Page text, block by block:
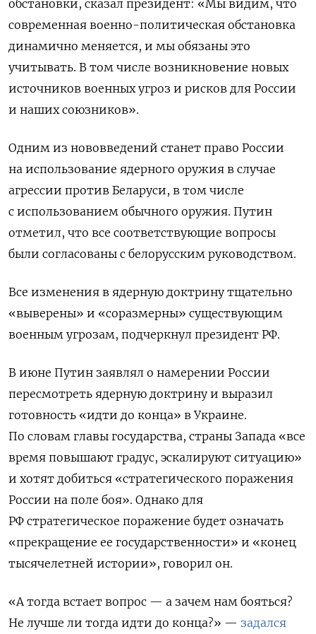
обстановки, сказал президент: «Мы видим, что
современная военно-политическая обстановка
динамично меняется, и мы обязаны это
учитывать. В том числе возникновение новых
источников военных угроз и рисков для России
и наших союзников».
Одним из нововведений станет право России
на использование ядерного оружия в случае
агрессии против Беларуси, в том числе
с использованием обычного оружия. Путин
отметил, что все соответствующие вопросы
были согласованы с белорусским руководством.
Все изменения в ядерную доктрину тщательно
«выверены» и «соразмерны» существующим
военным угрозам, подчеркнул президент РФ.
В июне Путин заявлял о намерении России
пересмотреть ядерную доктрину и выразил
готовность «идти до конца» в Украине.
По словам главы государства, страны Запада «все
время повышают градус, эскалируют ситуацию»
и хотят добиться «стратегического поражения
России на поле боя». Однако для
РФ стратегическое поражение будет означать
«прекращение ее государственности» и «конец
тысячелетней истории», говорил он.
«А тогда встает вопрос — а зачем нам бояться?
Не лучше ли тогда идти до конца?» — задался